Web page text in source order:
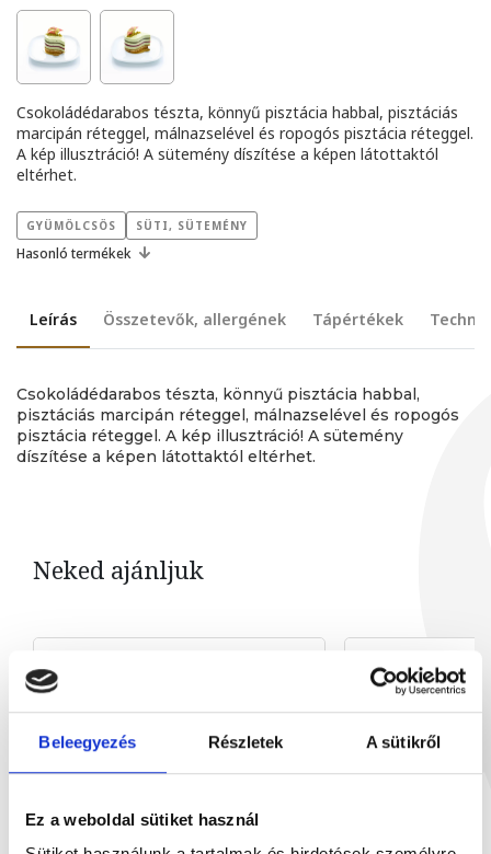
Beleegyezés Részletek A sütikről
Ez a weboldal sütiket használ
Csokoládédarabos tészta, könnyű pisztácia habbal, pisztáciás
marcipán réteggel, málnazselével és ropogós pisztácia réteggel.
A kép illusztráció! A sütemény díszítése a képen látottaktól
eltérhet.
GYÜMÖLCSÖS SÜTI, SÜTEMÉNY
Hasonló termékek
Leírás Összetevők, allergének Tápértékek
Csokoládédarabos tészta, könnyű pisztácia habbal,
pisztáciás marcipán réteggel, málnazselével és ropogós
pisztácia réteggel. A kép illusztráció! A sütemény
díszítése a képen látottaktól eltérhet.
Neked ajánljuk